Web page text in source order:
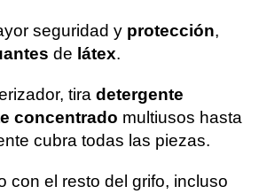
seguridad y protección,
de látex.
tira detergente
concentrado multiusos hasta
cubra todas las piezas.
con el resto del grifo, incluso